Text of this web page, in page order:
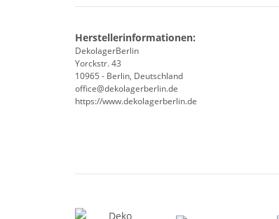
Herstellerinformationen:
DekolagerBerlin
Yorckstr. 43
10965 - Berlin, Deutschland
office@dekolagerberlin.de
https://www.dekolagerberlin.de